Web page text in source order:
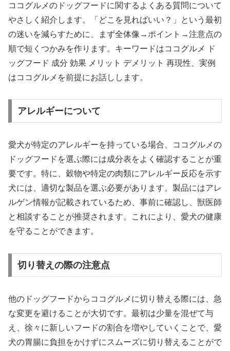
ココグルメのドッグフードに関するよくある質問について
やさしく紹介します。「どこを見ればいい？」という最初
の迷いを減らすために、まず全体像→ポイント→注意点の
順で短くつかみを作ります。キーワードはココグルメ ド
ッグフード 成分 効果 メリット デメリット 再現性、実例
はココグルメを前提にお話しします。
アレルギーについて
愛犬が特定のアレルギーを持っている場合、ココグルメの
ドッグフードを選ぶ際には成分表をよく確認することが重
要です。特に、穀物や特定の肉類にアレルギー反応を示す
犬には、適切な製品を選ぶ必要があります。製品にはアレ
ルゲン情報が記載されているため、事前に確認し、獣医師
と相談することが推奨されます。これにより、愛犬の健康
を守ることができます。
切り替えの際の注意点
他のドッグフードからココグルメに切り替える際には、急
な変更を避けることが大切です。最初は少量を混ぜて与
え、徐々に新しいフードの割合を増やしていくことで、愛
犬の胃腸に負担をかけずにスムーズに切り替えることがで